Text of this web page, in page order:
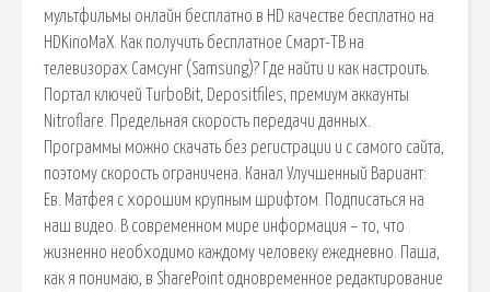
мультфильмы онлайн бесплатно в HD качестве бесплатно на
HDKinoMaX. Как получить бесплатное Смарт-ТВ на
телевизорах Самсунг (Samsung)? Где найти и как настроить.
Портал ключей TurboBit, Depositfiles, премиум аккаунты
Nitroflare. Предельная скорость передачи данных.
Программы можно скачать без регистрации и с самого сайта,
поэтому скорость ограничена. Канал Улучшенный Вариант:
Ев. Матфея с хорошим крупным шрифтом. Подписаться на
наш видео. В современном мире информация – то, что
жизненно необходимо каждому человеку ежедневно. Паша,
как я понимаю, в SharePoint одновременное редактирование